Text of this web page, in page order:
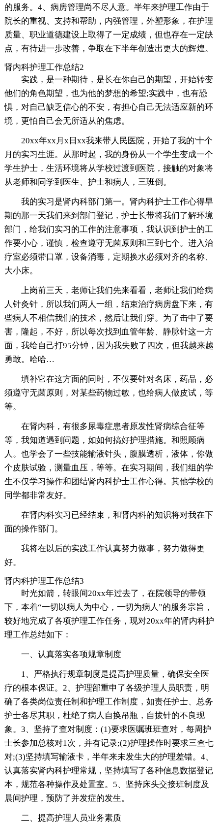
的服务。4、病房管理尚不尽人意。半年来护理工作由于
院长的重视、支持和帮助，内强管理，外塑形象，在护理
质量、职业道德建设上取得了一定成绩，但也存在一定缺
点，有待进一步改善，争取在下半年创造出更大的辉煌。
肾内科护理工作总结2
实践，是一种期待，是长在你自己的期望，开始转变
他们的角色期望，也为他的梦想的希望;实践中，也有恐
惧，对自己缺乏信心的不安，有担心自己无法适应新的环
境，更怕自己会无所适从的焦虑。
20xx年xx月x日xx我来带人民医院，开始了我的'十个
月的实习生涯。从那时起，我的身份从一个学生变成一个
学生护士，生活环境将从学校过渡到医院，接触的对象将
从老师和同学到医生、护士和病人，三班倒。
我的实习是肾内科部门第一。肾内科护士工作心得早
期的那一天我们来到部门登记，护士长带将我们了解环境
部门，给我们实习的工作的注意事项，我认识到护士的工
作要小心，谨慎，检查遵守无菌原则和三到七个。进入治
疗室必须带口罩，设备消毒，定期换水必须对齐的名称、
大小床。
上岗前三天，老师让我们先来看看，老师让我们给病
人针灸针，所以我们两人一组，结束治疗病房盘下来，有
些病人不相信我们的技术，然后让我们穿。为了击中了要
害，隆起，不好，所以每次找到血管年龄、静脉针这一方
面，我给自己打95分钟，因为我失败了四次，但我越来越
勇敢。哈哈…
填补它在这方面的同时，不仅要针对名床，药品，必
须遵守无菌原则，对某些药物过敏，也给病人做皮试，等
等。
在肾内科，有很多尿毒症患者原发性肾病综合征等
等，我知道遇到问题，如如何搞好护理措施。和照顾病
人。也学会了一些技能输液针头，腹膜透析，液体，你做
个皮肤试验，测量血压，等等。在实习期间，我们组的学
生不仅学习操作和团结肾内科护士工作心得。其他学校的
同学都非常友好。
在肾内科实习已经结束，和肾内科的知识将对我在下
面的操作部门。
我将在以后的实践工作认真努力做事，努力做得更
好。
肾内科护理工作总结3
时光如箭，转眼间20xx年过去了，在院领导的带领
下，本着“一切以病人为中心，一切为病人”的服务宗旨，
较好地完成了各项护理工作任务，现对20xx年的肾内科护
理工作总结如下：
一、认真落实各项规章制度
1、严格执行规章制度是提高护理质量，确保安全医
疗的根本保证。2、护理部重申了各级护理人员职责，明
确了各类岗位责任制和护理工作制度，如责任护士、总务
护士各尽其职，杜绝了病人自换吊瓶，自拔针的不良现
象。3、坚持了查对制度：(1)要求医嘱班班查对，每周护
士长参加总核对1次，并有记录;(2)护理操作时要求三查七
对;(3)坚持填写输液卡，半年来未发生大的护理差错。4、
认真落实肾内科护理常规，坚持填写了各种信息数据登记
本，规范各种操作及处置室。5、坚持床头交接班制度及
晨间护理，预防了并发症的发生。
二、提高护理人员业务素质